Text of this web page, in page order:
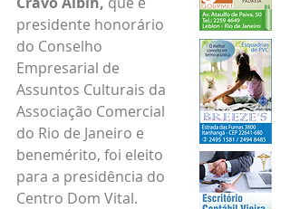
presidente honorário
do Conselho
Empresarial de
Assuntos Culturais da
Associação Comercial
do Rio de Janeiro e
benemérito, foi eleito
para a presidência do
Centro Dom Vital.